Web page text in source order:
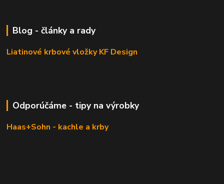
Blog - články a rady
Liatinové krbové vložky KF Design
Odporúčáme - tipy na výrobky
Haas+Sohn - kachle a krby